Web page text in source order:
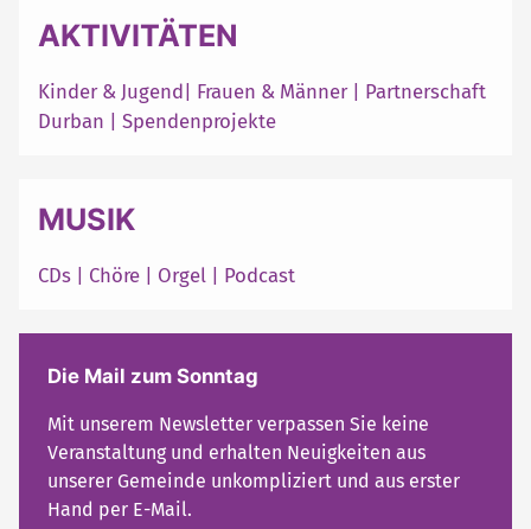
AKTIVITÄTEN
Kinder & Jugend Frauen & Männer| Partnerschaft
Durban
Spendenprojekte
MUSIK
CDs Chöre Orgel Podcast
Die Mail zum Sonntag
Mit unserem Newsletter verpassen Sie keine
Veranstaltung und erhalten Neuigkeiten aus
unserer Gemeinde unkompliziert und aus erster
Hand per E-Mail.